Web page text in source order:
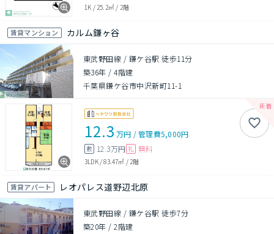
1K /25.2㎡ / 2階
賃貸マンション カルム鎌ヶ谷
東武野田線 / 鎌ケ谷駅 徒歩11分
築36年 /4階建
千葉県鎌ケ谷市中沢新町11-1
12.3 万円 /管理費5,000円
敷 12.3万円 礼 無料
3LDK/83.47㎡ /2階
賃貸アパート レオパレス道野辺北原
東武野田線 / 鎌ケ谷駅 徒歩7分
築20年 /2階建